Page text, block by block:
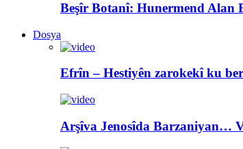
Beşîr Botanî: Hunermend Alan
Dosya
Efrîn – Hestiyên zarokekî ku
Arşîva Jenosîda Barzaniyan…